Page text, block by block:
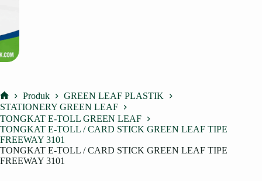
Home
Produk
GREEN LEAF PLASTIK
STATIONERY GREEN LEAF
TONGKAT E-TOLL GREEN LEAF
TONGKAT E-TOLL / CARD STICK GREEN LEAF TIPE
FREEWAY 3101
TONGKAT E-TOLL / CARD STICK GREEN LEAF TIPE
FREEWAY 3101